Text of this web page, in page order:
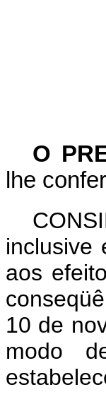
O
lhe
inclusive
aos
10 de
modo